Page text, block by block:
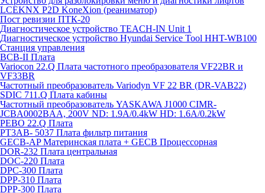
LCEKNX P2D KoneXion (реаниматор)
Пост ревизии ПТК-20
Диагностическое устройство TEACH-IN Unit 1
Диагностическое устройство Hyundai Service Tool HHT-WB100
Станция управления
BCB-II Плата
Variocon 22.Q Плата частотного преобразователя VF22BR и
VF33BR
Частотный преобразователь Variodyn VF 22 BR (DR-VAB22)
SDIC 711.Q Плата кабины
Частотный преобразователь YASKAWA J1000 CIMR-
JCBA0002BAA, 200V ND: 1.9A/0.4kW HD: 1.6A/0.2kW
PEBO 22.Q Плата
РТ3АВ- 5037 Плата фильтр питания
GECB-AP Материнская плата + GECB Процессорная
DOR-232 Плата центральная
DOC-220 Плата
DPC-300 Плата
DPP-310 Плата
DPP-300 Плата